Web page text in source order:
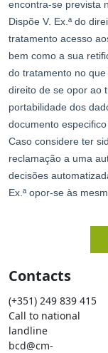
Contacts
(+351) 249 839 415
Call to national
landline
bcd@cm-